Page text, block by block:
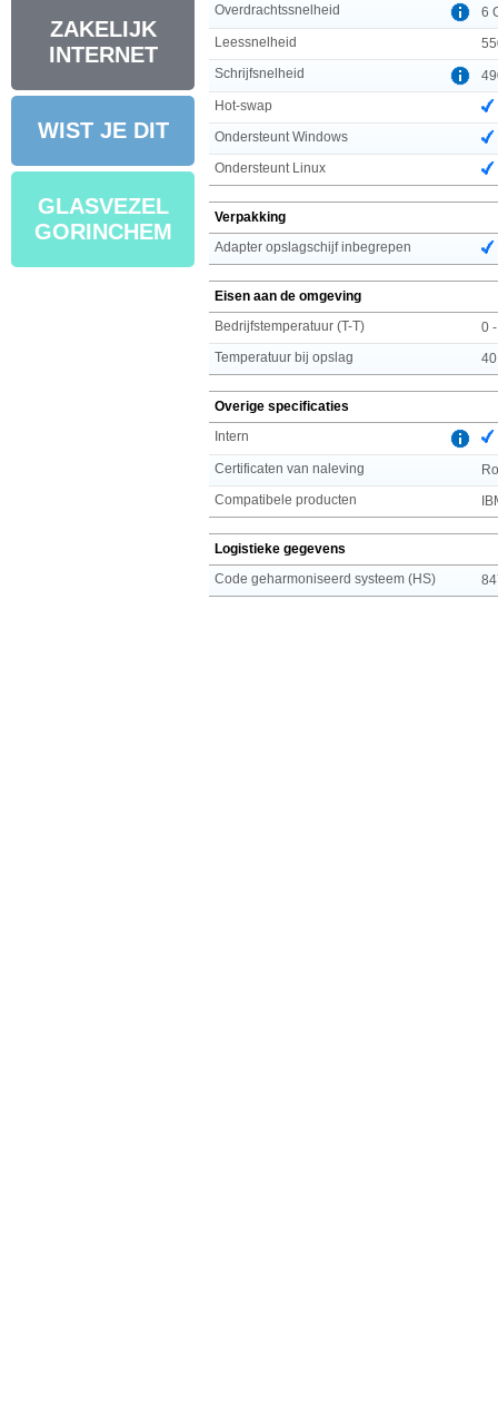
ZAKELIJK
INTERNET
WIST JE DIT
GLASVEZEL
GORINCHEM
Overdrachtssnelheid
6
Leessnelheid
Schrijfsnelheid
Hot-swap
Ondersteunt Windows
Ondersteunt Linux
Verpakking
Adapter opslagschijf inbegrepen
Eisen aan de omgeving
Bedrijfstemperatuur (T-T)
0
Temperatuur bij opslag
Overige specificaties
Intern
Certificaten van naleving
Compatibele producten
Logistieke gegevens
Code geharmoniseerd systeem (HS)